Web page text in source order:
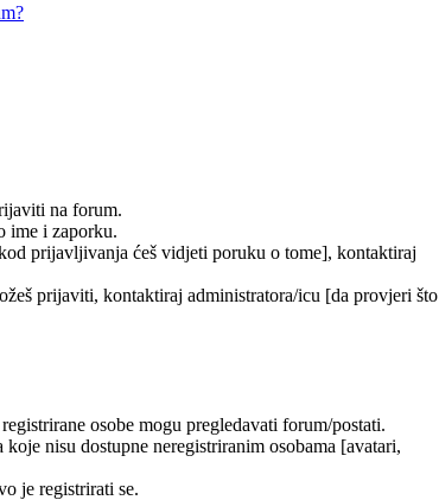
na forum.
ime i zaporku.
prijavljivanja ćeš vidjeti poruku o tome], kontaktiraj
prijaviti, kontaktiraj administratora/icu [da provjeri što
osobe mogu pregledavati forum/postati.
nisu dostupne neregistriranim osobama [avatari,
je registrirati se.